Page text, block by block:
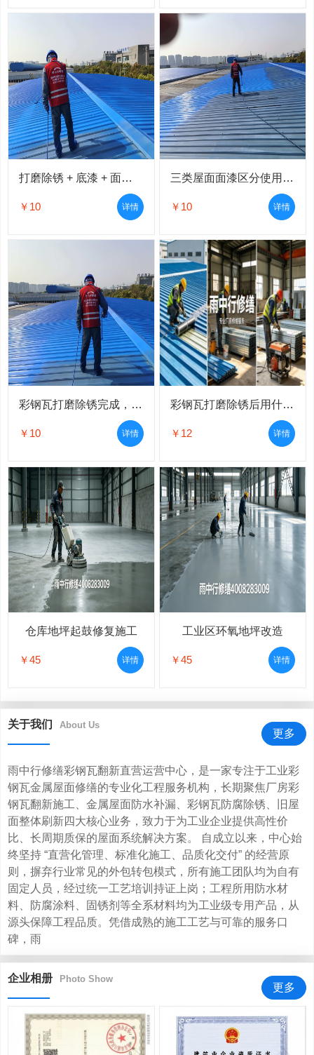
打磨除锈 + 底漆 + 面漆完整标准化喷漆流程
￥10 详情
三类屋面面漆区分使用场景，打磨除锈后配套喷涂
￥10 详情
彩钢瓦打磨除锈完成，底漆选型核心标准
￥10 详情
彩钢瓦打磨除锈后用什么漆？
￥12 详情
仓库地坪起鼓修复施工
￥45 详情
工业区环氧地坪改造
￥45 详情
关于我们 About Us
更多
雨中行修缮彩钢瓦翻新直营运营中心，是一家专注于工业彩
钢瓦金属屋面修缮的专业化工程服务机构，长期聚焦厂房彩
钢瓦翻新施工、金属屋面防水补漏、彩钢瓦防腐除锈、旧屋
面整体刷新四大核心业务，致力于为工业企业提供高性价
比、长周期质保的屋面系统解决方案。 自成立以来，中心始
终坚持 “直营化管理、标准化施工、品质化交付” 的经营原
则，摒弃行业常见的外包转包模式，所有施工团队均为自有
固定人员，经过统一工艺培训持证上岗；工程所用防水材
料、防腐涂料、固锈剂等全系材料均为工业级专用产品，从
源头保障工程品质。凭借成熟的施工工艺与可靠的服务口
碑，雨
企业相册 Photo Show
更多